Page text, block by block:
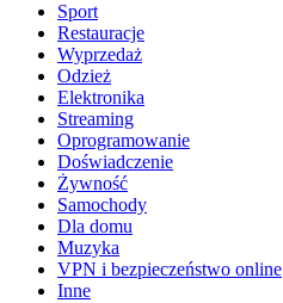
Sport
Restauracje
Wyprzedaż
Odzież
Elektronika
Streaming
Oprogramowanie
Doświadczenie
Żywność
Samochody
Dla domu
Muzyka
VPN i bezpieczeństwo online
Inne